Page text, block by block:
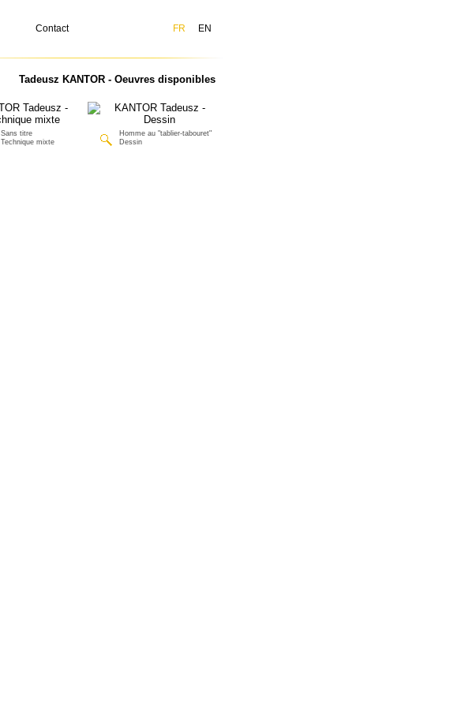
Contact FR EN
Tadeusz KANTOR - Oeuvres disponibles
Sans titre
Technique mixte
Homme au "tablier-tabouret"
Dessin